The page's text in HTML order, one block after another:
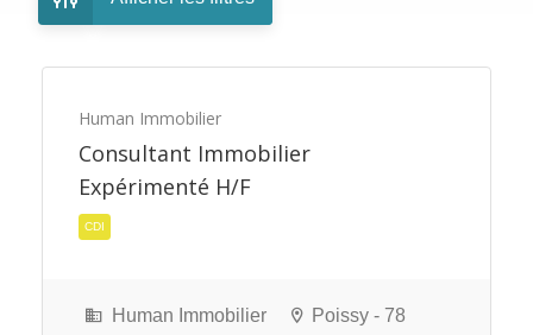
Human Immobilier
Consultant Immobilier
Expérimenté H/F
CDI
Human Immobilier Poissy - 78